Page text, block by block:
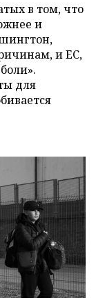
в том, что
и
и ЕС,
для